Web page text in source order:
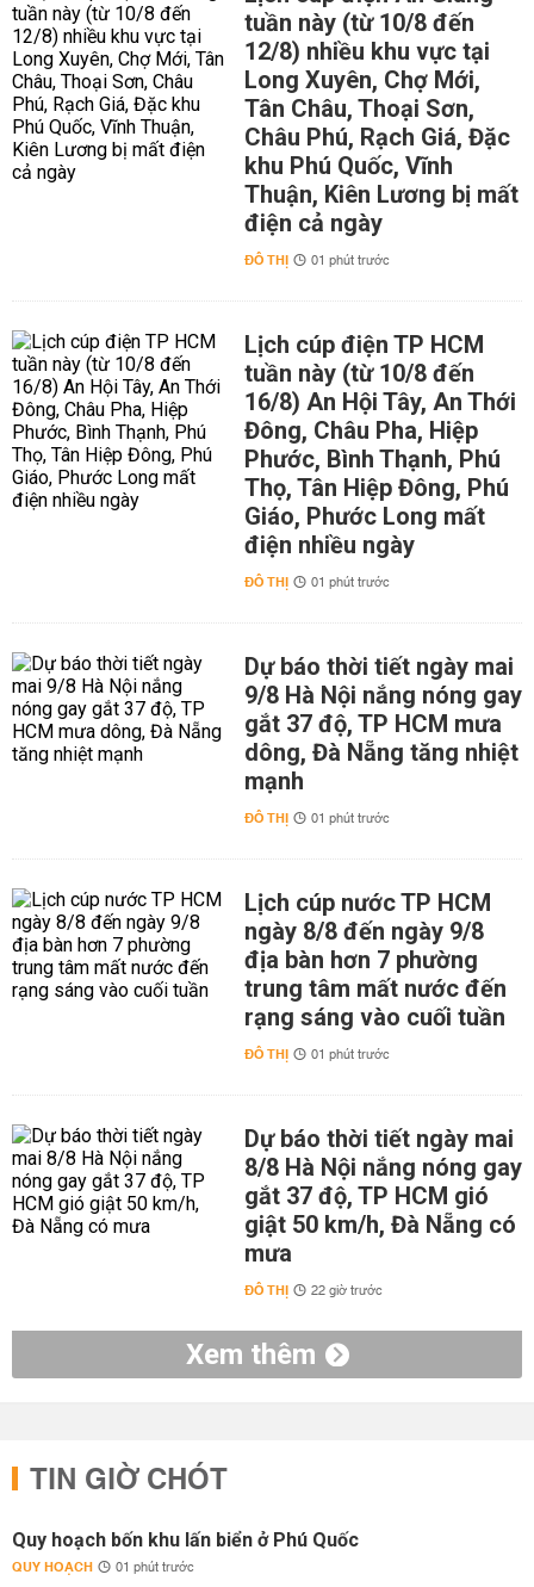
tuần này (từ 10/8 đến
12/8) nhiều khu vực tại
Long Xuyên, Chợ Mới,
Tân Châu, Thoại Sơn,
Châu Phú, Rạch Giá, Đặc
khu Phú Quốc, Vĩnh
Thuận, Kiên Lương bị mất
điện cả ngày
ĐÔ THỊ 01 phút trước
Lịch cúp điện TP HCM
tuần này (từ 10/8 đến
16/8) An Hội Tây, An Thới
Đông, Châu Pha, Hiệp
Phước, Bình Thạnh, Phú
Thọ, Tân Hiệp Đông, Phú
Giáo, Phước Long mất
điện nhiều ngày
ĐÔ THỊ 01 phút trước
Dự báo thời tiết ngày mai
9/8 Hà Nội nắng nóng gay
gắt 37 độ, TP HCM mưa
dông, Đà Nẵng tăng nhiệt
mạnh
ĐÔ THỊ 01 phút trước
Lịch cúp nước TP HCM
ngày 8/8 đến ngày 9/8
địa bàn hơn 7 phường
trung tâm mất nước đến
rạng sáng vào cuối tuần
ĐÔ THỊ 01 phút trước
Dự báo thời tiết ngày mai
8/8 Hà Nội nắng nóng gay
gắt 37 độ, TP HCM gió
giật 50 km/h, Đà Nẵng có
mưa
ĐÔ THỊ 22 giờ trước
Xem thêm
TIN GIỜ CHÓT
Quy hoạch bốn khu lấn biển ở Phú Quốc
QUY HOẠCH 01 phút trước